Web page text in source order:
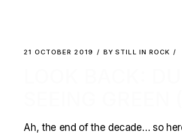
21 OCTOBER 2019 BY STILL IN ROCK
Ah, the end of the decade… so